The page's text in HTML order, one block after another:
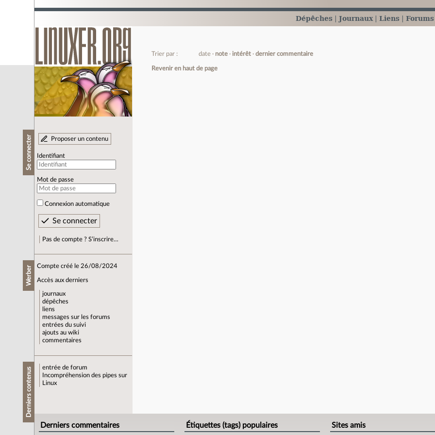
Dépêches Journaux Liens Forums
Se connecter Proposer un contenu
Identifiant
Mot de passe
Connexion automatique
Pas de compte ? S’inscrire…
Werber Compte créé le 26/08/2024
Accès aux derniers
journaux
dépêches
liens
messages sur les forums
entrées du suivi
ajouts au wiki
commentaires
Derniers contenus
entrée de forum
Incompréhension des pipes sur
Linux
Trier par : date note intérêt dernier commentaire
Revenir en haut de page
Derniers commentaires Étiquettes (tags) populaires Sites amis